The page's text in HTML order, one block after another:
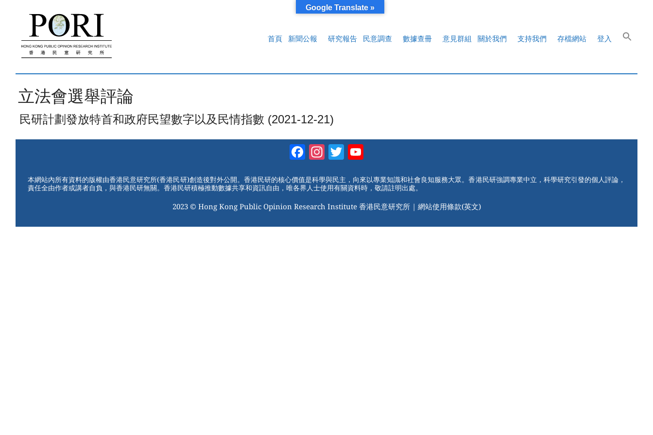
首頁
新聞公報 研究報告 民意調查 數據查冊 意見群組 關於我們 支持我們 存檔網站 登入
立法會選舉評論
民研計劃發放特首和政府民望數字以及民情指數 (2021-12-21)
Facebook
Instagram
Twitter
本網站內所有資料的版權由香港民意研究所(香港民研)創造後對外公開。香港民研的核心價值是科學與民主，向來以專業知識和社會良知服務大眾。香港民研強調專業中立，科學研究引發的個人評論，
責任全由作者或講者自負，與香港民研無關。香港民研積極推動數據共享和資訊自由，唯各界人士使用有關資料時，敬請註明出處。
2023 © Hong Kong Public Opinion Research Institute 香港民意研究所 | 網站使用條款(英文)
Google Translate »